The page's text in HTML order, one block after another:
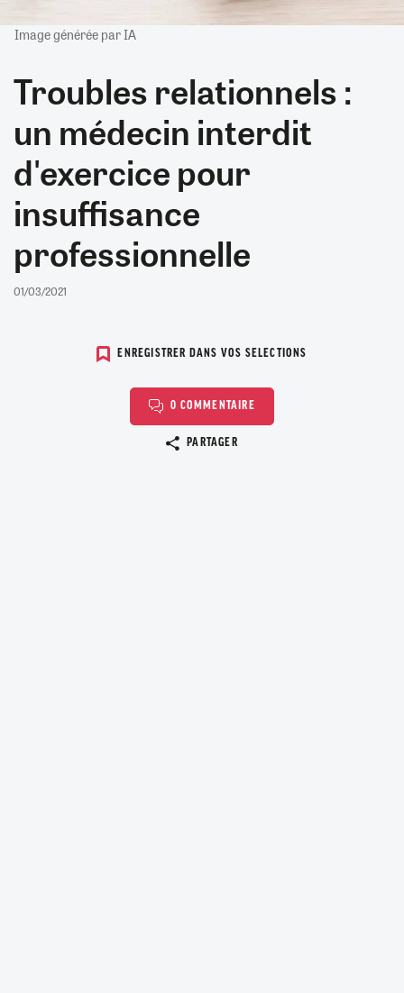
Image générée par IA
Troubles relationnels :
un médecin interdit
d'exercice pour
insuffisance
professionnelle
01/03/2021
ENREGISTRER DANS VOS SELECTIONS
0 COMMENTAIRE
PARTAGER